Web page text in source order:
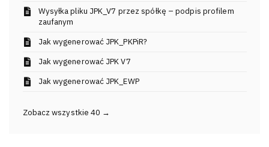
Wysyłka pliku JPK_V7 przez spółkę – podpis profilem
zaufanym
Jak wygenerować JPK_PKPiR?
Jak wygenerować JPK V7
Jak wygenerować JPK_EWP
Zobacz wszystkie 40 →